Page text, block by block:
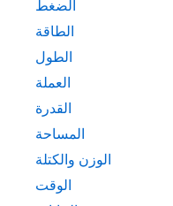
الضغط
الطاقة
الطول
العملة
القدرة
المساحة
الوزن والكتلة
الوقت